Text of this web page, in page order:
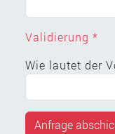
Validierung *
Wie lautet der
Anfrage